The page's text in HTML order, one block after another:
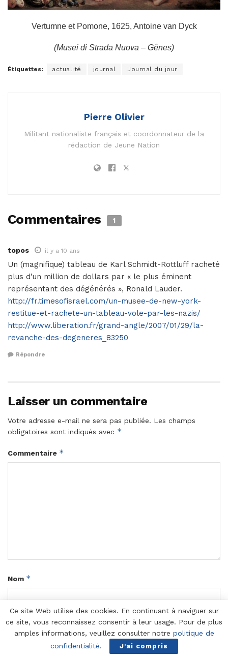
Vertumne et Pomone, 1625, Antoine van Dyck
(Musei di Strada Nuova – Gênes)
Étiquettes: actualité journal Journal du jour
Pierre Olivier
Militant nationaliste français et coordonnateur de la
rédaction de Jeune Nation
Commentaires 1
topos il y a 10 ans
Un (magnifique) tableau de Karl Schmidt-Rottluff racheté
plus d’un million de dollars par « le plus éminent
représentant des dégénérés », Ronald Lauder.
http://fr.timesofisrael.com/un-musee-de-new-york-
restitue-et-rachete-un-tableau-vole-par-les-nazis/
http://www.liberation.fr/grand-angle/2007/01/29/la-
revanche-des-degeneres_83250
Répondre
Laisser un commentaire
Votre adresse e-mail ne sera pas publiée. Les champs
obligatoires sont indiqués avec *
Commentaire *
Nom *
E-mail *
Ce site Web utilise des cookies. En continuant à naviguer sur
ce site, vous reconnaissez consentir à leur usage. Pour de plus
amples informations, veuillez consulter notre politique de
confidentialité. J'ai compris